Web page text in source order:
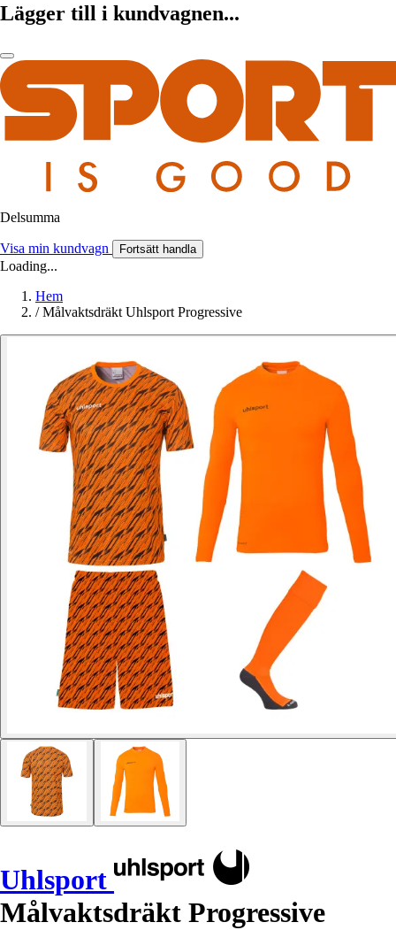
Lägger till i kundvagnen...
Delsumma
Visa min kundvagn Fortsätt handla
Loading...
Hem
/ Målvaktsdräkt Uhlsport Progressive
Uhlsport
Målvaktsdräkt Progressive